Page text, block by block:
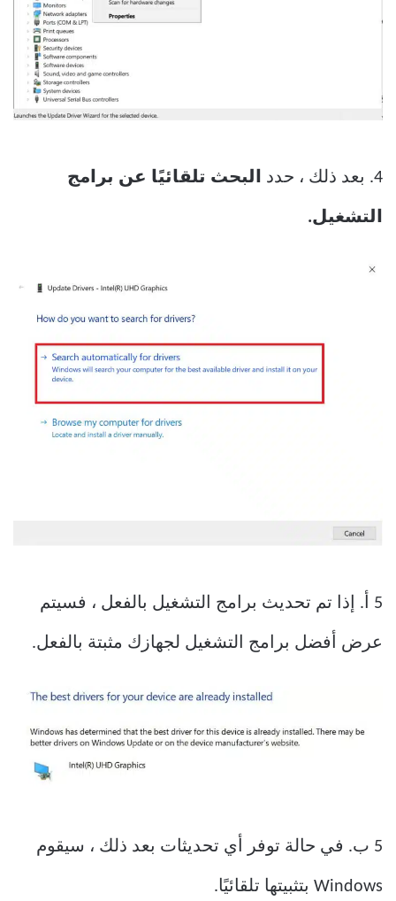
4. بعد ذلك ، حدد البحث تلقائيًا عن برامج
التشغيل.
5 أ. إذا تم تحديث برامج التشغيل بالفعل ، فسيتم
عرض أفضل برامج التشغيل لجهازك مثبتة بالفعل.
5 ب. في حالة توفر أي تحديثات بعد ذلك ، سيقوم
Windows بتثبيتها تلقائيًا.